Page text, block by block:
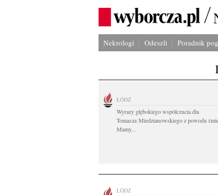
Nekrologi Odeszli Poradnik
ŁÓDŹ
Wyrazy głębokiego współczucia dla
Tomasza Miedzianowskiego z powodu
Mamy...
ŁÓDŹ